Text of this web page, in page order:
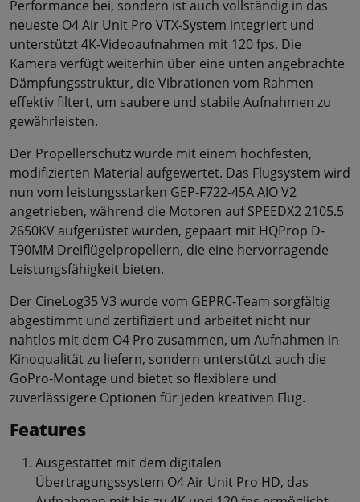
Performance bei, sondern ist auch vollständig in das
neueste O4 Air Unit Pro VTX-System integriert und
unterstützt 4K-Videoaufnahmen mit 120 fps. Die
Kamera verfügt weiterhin über eine unten angebrachte
Dämpfungsstruktur, die Vibrationen vom Rahmen
effektiv filtert, um saubere und stabile Aufnahmen zu
gewährleisten.
Der Propellerschutz wurde mit einem hochfesten,
modifizierten Material aufgewertet. Das Flugsystem wird
nun vom leistungsstarken GEP-F722-45A AIO V2
angetrieben, während die Motoren auf SPEEDX2 2105.5
2650KV aufgerüstet wurden, gepaart mit HQProp D-
T90MM Dreiflügelpropellern, die eine hervorragende
Leistungsfähigkeit bieten.
Der CineLog35 V3 wurde vom GEPRC-Team sorgfältig
abgestimmt und zertifiziert und arbeitet nicht nur
nahtlos mit dem O4 Pro zusammen, um Aufnahmen in
Kinoqualität zu liefern, sondern unterstützt auch die
GoPro-Montage und bietet so flexiblere und
zuverlässigere Optionen für jeden kreativen Flug.
Features
Ausgestattet mit dem digitalen
Übertragungssystem O4 Air Unit Pro HD, das